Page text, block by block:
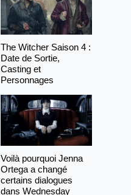
The Witcher Saison 4 :
Date de Sortie,
Casting et
Personnages
Voilà pourquoi Jenna
Ortega a changé
certains dialogues
dans Wednesday